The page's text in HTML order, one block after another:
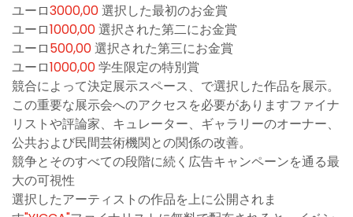
ユーロ3000,00選択した最初のお金賞
ユーロ1000,00選択された第二にお金賞
ユーロ500,00選択された第三にお金賞
ユーロ1000,00学生限定の特別賞
競合によって決定展示スペース、で選択した作品を展示。
この重要な展示会へのアクセスを必要がありますファイナ
リストや評論家、キュレーター、ギャラリーのオーナー、
公共および民間芸術機関との関係の改善。
競争とそのすべての段階に続く広告キャンペーンを通る最
大の可視性
選択したアーティストの作品を上に公開されま